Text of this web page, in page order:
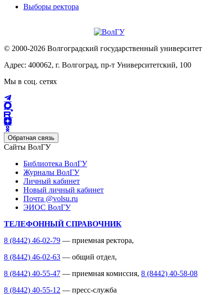
Выборы ректора
© 2000-2026 Волгоградский государственный университет
Адрес: 400062, г. Волгоград, пр-т Университетский, 100
Мы в соц. сетях
Обратная связь
Сайты ВолГУ
Библиотека ВолГУ
Журналы ВолГУ
Личный кабинет
Новый личный кабинет
Почта @volsu.ru
ЭИОС ВолГУ
ТЕЛЕФОННЫЙ СПРАВОЧНИК
8 (8442) 46-02-79 — приемная ректора,
8 (8442) 46-02-63 — общий отдел,
8 (8442) 40-55-47 — приемная комиссия, 8 (8442) 40-58-08
8 (8442) 40-55-12 — пресс-служба